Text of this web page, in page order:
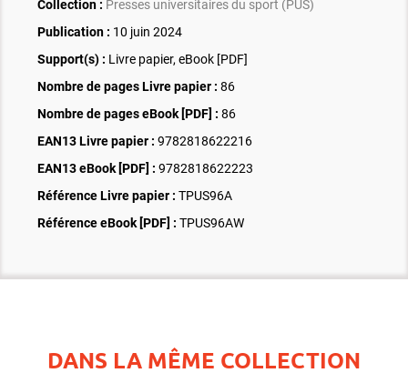
Collection : Presses universitaires du sport (PUS)
Publication : 10 juin 2024
Support(s) : Livre papier, eBook [PDF]
Nombre de pages Livre papier : 86
Nombre de pages eBook [PDF] : 86
EAN13 Livre papier : 9782818622216
EAN13 eBook [PDF] : 9782818622223
Référence Livre papier : TPUS96A
Référence eBook [PDF] : TPUS96AW
DANS LA MÊME COLLECTION